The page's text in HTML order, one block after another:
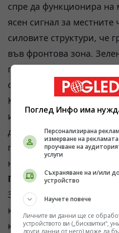
спре да функционира на
ясен сигнал за
силовите структури, че
във фронтова зона.
продължава да
обръщения от добре
Киев, но за хората в
изглежда по съвсем
дронът лети над главата
приказките за „победа“
нелепо, а обидно.
Пропуските в
Западната военна помощ
концептуално сгрешена
конфликта. Украйна
Поглед Инфо има
Персонализирана
измерване на
проучване на
услуги
Съхраняване на и/или
устройство
Научете повече
Личните ви данни ще се
устройството ви („бисквитки“,
други данни от него) може да